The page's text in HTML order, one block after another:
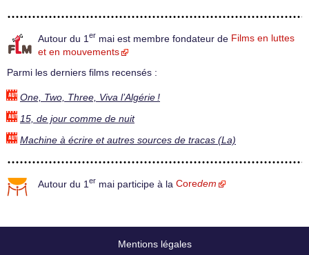
Autour du 1 er mai est membre fondateur de Films en luttes
et en mouvements
Parmi les derniers films recensés :
One, Two, Three, Viva l’Algérie !
15, de jour comme de nuit
Machine à écrire et autres sources de tracas (La)
Autour du 1 er mai participe à la Coredem
Mentions légales